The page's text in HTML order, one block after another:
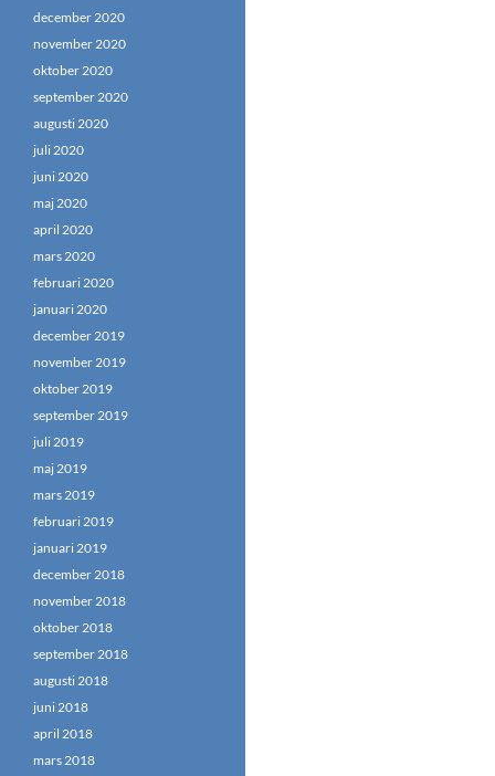
december 2020
november 2020
oktober 2020
september 2020
augusti 2020
juli 2020
juni 2020
maj 2020
april 2020
mars 2020
februari 2020
januari 2020
december 2019
november 2019
oktober 2019
september 2019
juli 2019
maj 2019
mars 2019
februari 2019
januari 2019
december 2018
november 2018
oktober 2018
september 2018
augusti 2018
juni 2018
april 2018
mars 2018